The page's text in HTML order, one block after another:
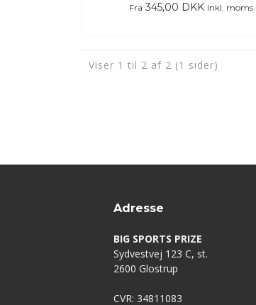
Fra 345,00 DKK Inkl. moms
Viser 1 til 2 af 2 (1 sider)
Adresse
BIG SPORTS PRIZE
Sydvestvej 123 C, st.
2600 Glostrup
CVR: 34811083